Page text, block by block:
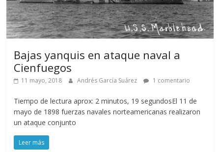
Bajas yanquis en ataque naval a
Cienfuegos
11 mayo, 2018 Andrés García Suárez 1 comentario
Tiempo de lectura aprox: 2 minutos, 19 segundosEl 11 de
mayo de 1898 fuerzas navales norteamericanas realizaron
un ataque conjunto
Leer más